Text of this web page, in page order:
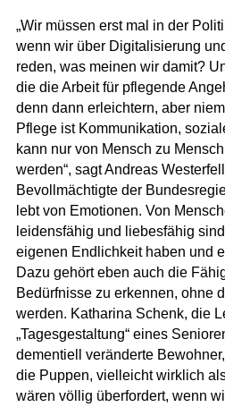
„Wir müssen erst mal in der
wenn wir über Digitalisierung
reden, was meinen wir damit?
die die Arbeit für pflegende
denn dann erleichtern, aber
Pflege ist Kommunikation,
kann nur von Mensch zu
werden“, sagt Andreas
Bevollmächtigte der
lebt von Emotionen. Von
leidensfähig und liebesfähig
eigenen Endlichkeit haben und
Dazu gehört eben auch die
Bedürfnisse zu erkennen, ohne
werden. Katharina Schenk, die
„Tagesgestaltung“ eines
dementiell veränderte
die Puppen, vielleicht wirklich
wären völlig überfordert, wenn